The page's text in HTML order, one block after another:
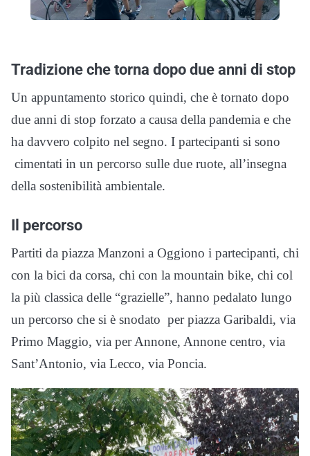
Tradizione che torna dopo due anni di stop
Un appuntamento storico quindi, che è tornato dopo
due anni di stop forzato a causa della pandemia e che
ha davvero colpito nel segno. I partecipanti si sono
cimentati in un percorso sulle due ruote, all’insegna
della sostenibilità ambientale.
Il percorso
Partiti da piazza Manzoni a Oggiono i partecipanti, chi
con la bici da corsa, chi con la mountain bike, chi col
la più classica delle “grazielle”, hanno pedalato lungo
un percorso che si è snodato per piazza Garibaldi, via
Primo Maggio, via per Annone, Annone centro, via
Sant’Antonio, via Lecco, via Poncia.